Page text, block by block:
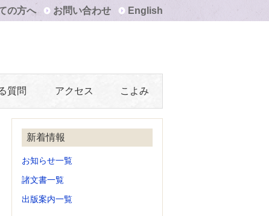
の方へ お問い合わせ English
質問 アクセス こよみ
新着情報
お知らせ一覧
諸文書一覧
出版案内一覧